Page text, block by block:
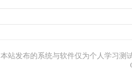
本站发布的系统与软件仅为个人学习测